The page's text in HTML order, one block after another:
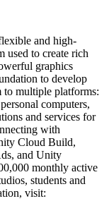
игр
and high-
used to create rich
graphics
to develop
to multiple platforms:
computers,
and services for
with
Cloud Build,
and Unity
monthly active
students and
visit: